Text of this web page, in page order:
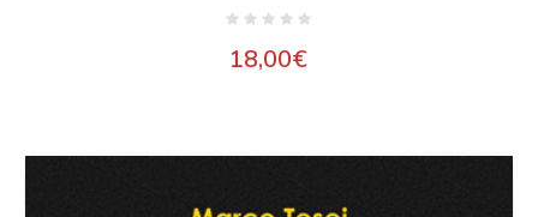
18,00€